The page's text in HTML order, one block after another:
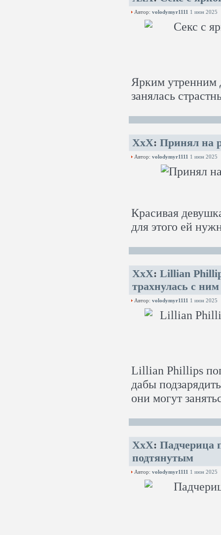
Автор: volodymyr1111 1 июн 2025
Ярким утренним
занялась
XxX: Принял на
Автор: volodymyr1111 1 июн 2025
Красивая
для этого ей
XxX: Lillian
трахнулась с ним
Автор: volodymyr1111 1 июн 2025
Lillian Phillips
дабы
они могут
XxX: Падчерица
подтянутым
Автор: volodymyr1111 1 июн 2025